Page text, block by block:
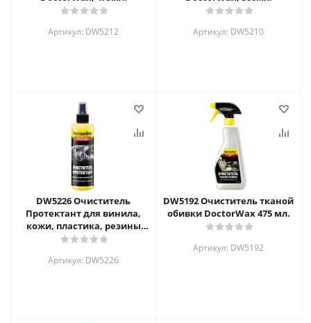
Артикул: DW5212 Артикул: DW5210
DW5226 Очиститель
Протектант для винила,
кожи, пластика, резины
DoctorWax, 236мл.
Артикул: DW5226
DW5192 Очиститель тканой
обивки DoctorWax 475 мл.
Артикул: DW5192